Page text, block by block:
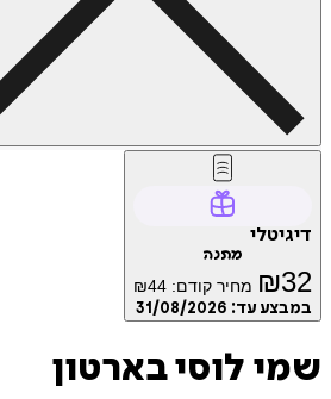
דיגיטלי
מתנה
₪32 מחיר קודם: ₪44
במבצע עד: 31/08/2026
שמי לוסי בארטון